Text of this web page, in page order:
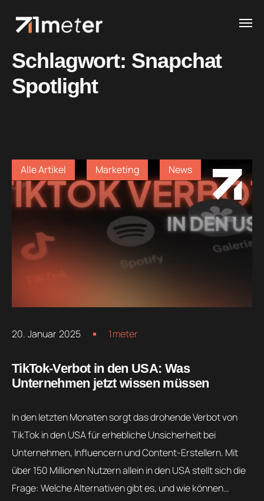
Schlagwort: Snapchat
Spotlight
Alle Artikel Marketing News
20. Januar 2025 1meter
TikTok-Verbot in den USA: Was
Unternehmen jetzt wissen müssen
In den letzten Monaten sorgt das drohende Verbot von
TikTok in den USA für erhebliche Unsicherheit bei
Unternehmen, Influencern und Content-Erstellern. Mit
über 150 Millionen Nutzern allein in den USA stellt sich die
Frage: Welche Alternativen gibt es, und wie können…